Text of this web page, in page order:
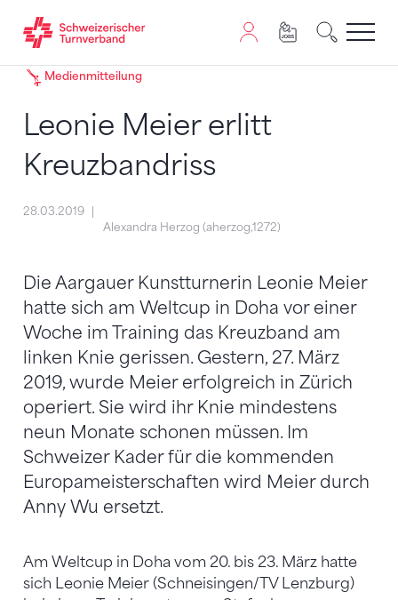
Zum Inhalt springen
Zur Sitemap navigieren
Zum Navigieren dieser Seite wird JavaScript benötigt.
Medienmitteilung
Leonie Meier erlitt
Kreuzbandriss
28.03.2019
Alexandra Herzog (aherzog,1272)
Die Aargauer Kunstturnerin Leonie Meier
hatte sich am Weltcup in Doha vor einer
Woche im Training das Kreuzband am
linken Knie gerissen. Gestern, 27. März
2019, wurde Meier erfolgreich in Zürich
operiert. Sie wird ihr Knie mindestens
neun Monate schonen müssen. Im
Schweizer Kader für die kommenden
Europameisterschaften wird Meier durch
Anny Wu ersetzt.
Am Weltcup in Doha vom 20. bis 23. März hatte
sich Leonie Meier (Schneisingen/TV Lenzburg)